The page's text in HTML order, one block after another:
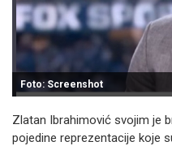
Foto: Screenshot
Zlatan Ibrahimović svojim je
pojedine reprezentacije koje